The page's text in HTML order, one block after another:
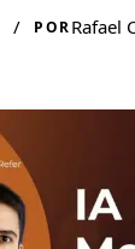
/ PORRafael